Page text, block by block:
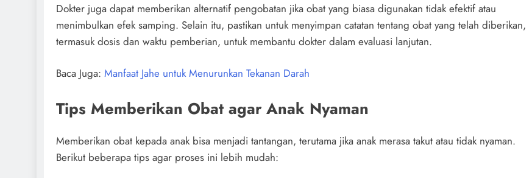
Dokter juga dapat memberikan alternatif pengobatan jika obat yang biasa digunakan tidak efektif atau
menimbulkan efek samping. Selain itu, pastikan untuk menyimpan catatan tentang obat yang telah diberikan,
termasuk dosis dan waktu pemberian, untuk membantu dokter dalam evaluasi lanjutan.
Baca Juga: Manfaat Jahe untuk Menurunkan Tekanan Darah
Tips Memberikan Obat agar Anak Nyaman
Memberikan obat kepada anak bisa menjadi tantangan, terutama jika anak merasa takut atau tidak nyaman.
Berikut beberapa tips agar proses ini lebih mudah: